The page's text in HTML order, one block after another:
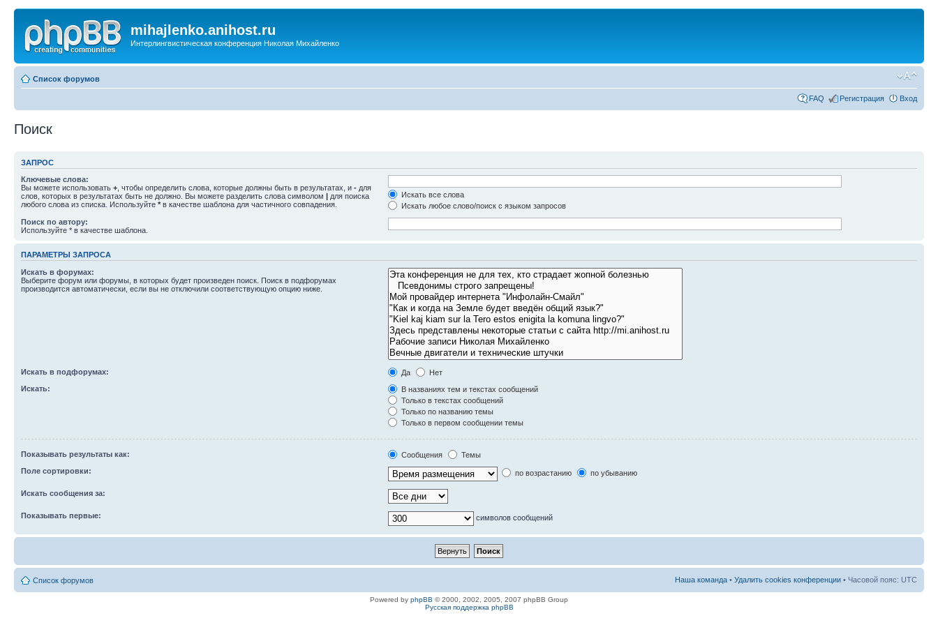
mihajlenko.anihost.ru
Интерлингвистическая конференция Николая Михайленко
Список форумов
FAQ Регистрация Вход
Поиск
ЗАПРОС
Ключевые слова:
Вы можете использовать + , чтобы определить слова, которые должны быть в результатах, и - для
слов, которых в результатах быть не должно. Вы можете разделить слова символом | для поиска
любого слова из списка. Используйте * в качестве шаблона для частичного совпадения.
Искать все слова
Искать любое слово/поиск с языком запросов
Поиск по автору:
Используйте * в качестве шаблона.
ПАРАМЕТРЫ ЗАПРОСА
Искать в форумах:
Выберите форум или форумы, в которых будет произведен поиск. Поиск в подфорумах
производится автоматически, если вы не отключили соответствующую опцию ниже.
Искать в подфорумах: Да
Нет
Искать:
В названиях тем и текстах сообщений
Только в текстах сообщений
Только по названию темы
Только в первом сообщении темы
Показывать результаты как: Сообщения
Темы
Поле сортировки:
по возрастанию по убыванию
Искать сообщения за:
Показывать первые: символов сообщений
Список форумов Наша команда • Удалить cookies конференции • Часовой пояс: UTC
Powered by phpBB © 2000, 2002, 2005, 2007 phpBB Group
Русская поддержка phpBB